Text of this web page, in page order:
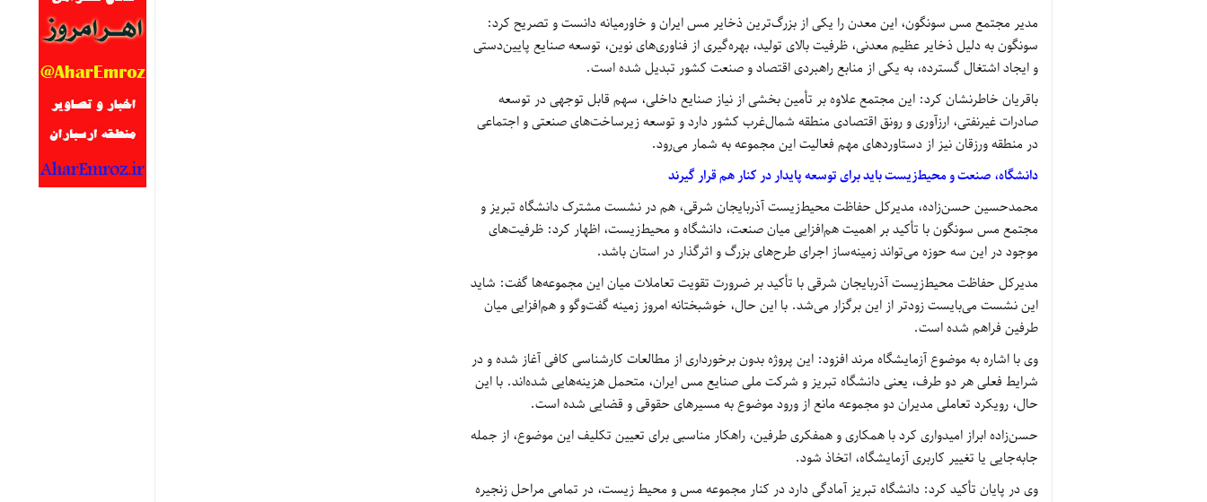
مدیر مجتمع مس سونگون، این معدن را یکی از بزرگ‌ترین ذخایر مس ایران و خاورمیانه دانست و تصریح کرد:
سونگون به دلیل ذخایر عظیم معدنی، ظرفیت بالای تولید، بهره‌گیری از فناوری‌های نوین، توسعه صنایع پایین‌دستی
و ایجاد اشتغال گسترده، به یکی از منابع راهبردی اقتصاد و صنعت کشور تبدیل شده است.
باقریان خاطرنشان کرد: این مجتمع علاوه بر تأمین بخشی از نیاز صنایع داخلی، سهم قابل توجهی در توسعه
صادرات غیرنفتی، ارزآوری و رونق اقتصادی منطقه شمال‌غرب کشور دارد و توسعه زیرساخت‌های صنعتی و اجتماعی
در منطقه ورزقان نیز از دستاوردهای مهم فعالیت این مجموعه به شمار می‌رود.
دانشگاه، صنعت و محیط‌زیست باید برای توسعه پایدار در کنار هم قرار گیرند
محمدحسین حسن‌زاده، مدیرکل حفاظت محیط‌زیست آذربایجان شرقی، هم در نشست مشترک دانشگاه تبریز و
مجتمع مس سونگون با تأکید بر اهمیت هم‌افزایی میان صنعت، دانشگاه و محیط‌زیست، اظهار کرد: ظرفیت‌های
موجود در این سه حوزه می‌تواند زمینه‌ساز اجرای طرح‌های بزرگ و اثرگذار در استان باشد.
مدیرکل حفاظت محیط‌زیست آذربایجان شرقی با تأکید بر ضرورت تقویت تعاملات میان این مجموعه‌ها گفت: شاید
این نشست می‌بایست زودتر از این برگزار می‌شد. با این حال، خوشبختانه امروز زمینه گفت‌وگو و هم‌افزایی میان
طرفین فراهم شده است.
وی با اشاره به موضوع آزمایشگاه مرند افزود: این پروژه بدون برخورداری از مطالعات کارشناسی کافی آغاز شده و در
شرایط فعلی هر دو طرف، یعنی دانشگاه تبریز و شرکت ملی صنایع مس ایران، متحمل هزینه‌هایی شده‌اند. با این
حال، رویکرد تعاملی مدیران دو مجموعه مانع از ورود موضوع به مسیرهای حقوقی و قضایی شده است.
حسن‌زاده ابراز امیدواری کرد با همکاری و همفکری طرفین، راهکار مناسبی برای تعیین تکلیف این موضوع، از جمله
جابه‌جایی یا تغییر کاربری آزمایشگاه، اتخاذ شود.
وی در پایان تأکید کرد: دانشگاه تبریز آمادگی دارد در کنار مجموعه مس و محیط زیست، در تمامی مراحل زنجیره